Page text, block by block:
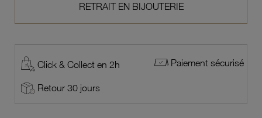
RETRAIT EN BIJOUTERIE
Click & Collect en 2h Paiement sécurisé
Retour 30 jours